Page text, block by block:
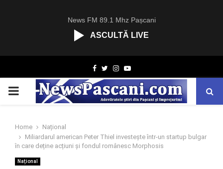
News FM 89.1 Mhz Pașcani
ASCULTĂ LIVE
Facebook
TwitterInstagram
Youtube
PRIMARY
Home
Național
Miliardarul american Peter Thiel investește într-un startup bulgar
în care deține acțiuni și fondul românesc Morphosis
Național